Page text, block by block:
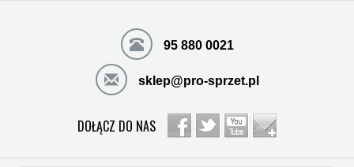
95 880 0021
sklep@pro-sprzet.pl
DOŁĄCZ DO NAS